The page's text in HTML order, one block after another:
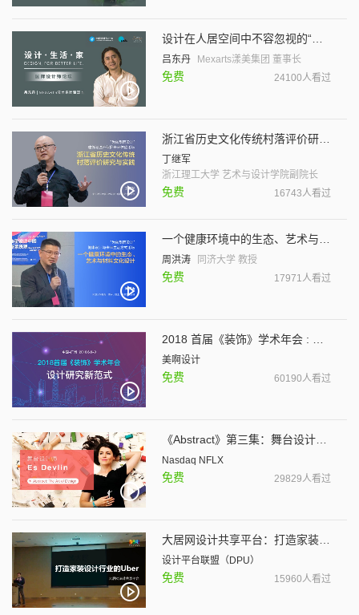
吕东丹 Mexarts漾美集团 董事长
免费 24100人看过
丁继军
浙江理工大学 艺术与设计学院副院长
免费 16743人看过
周洪涛 同济大学 教授
免费 17971人看过
美啊设计
免费 60190人看过
Nasdaq NFLX
免费 29829人看过
设计平台联盟（DPU）
免费 15960人看过